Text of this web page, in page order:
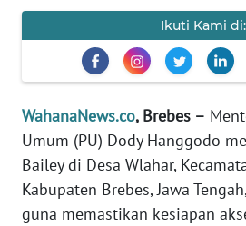
Ikuti Kami di:
WahanaNews.co, Brebes –
Umum (PU) Dody Hanggodo
Bailey di Desa Wlahar,
Kabupaten Brebes, Jawa
guna memastikan kesiapan
OPINI
Informasi
INDEKS
BERITA